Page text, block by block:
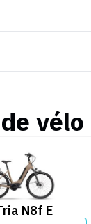
N8f E
N8f E